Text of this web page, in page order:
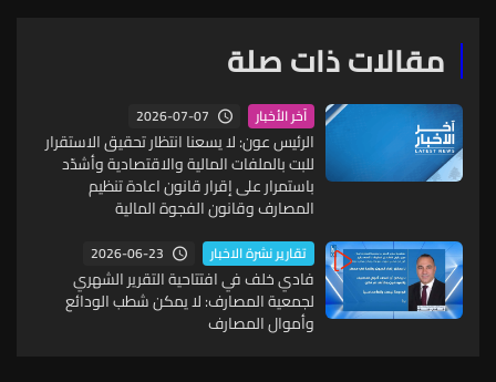
مقالات ذات صلة
آخر الأخبار 2026-07-07
الرئيس عون: لا يسعنا انتظار تحقيق الاستقرار
للبت بالملفات المالية والاقتصادية وأشدّد
باستمرار على إقرار قانون اعادة تنظيم
المصارف وقانون الفجوة المالية
تقارير نشرة الاخبار 2026-06-23
فادي خلف في افتتاحية التقرير الشهري
لجمعية المصارف: لا يمكن شطب الودائع
وأموال المصارف